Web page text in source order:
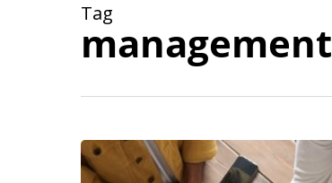
Tag
management
Management
3.0